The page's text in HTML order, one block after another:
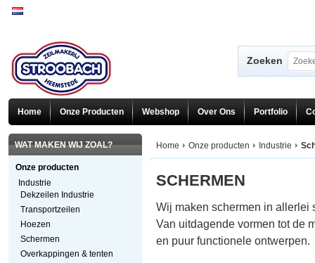
Zoeken
Home Onze Producten Webshop Over Ons Portfolio
WAT MAKEN WIJ ZOAL?
Onze producten
Industrie
Dekzeilen Industrie
Transportzeilen
Hoezen
Schermen
Overkappingen & tenten
Home Onze producten Industrie
SCHERMEN
Wij maken schermen in allerlei
Van uitdagende vormen tot de
en puur functionele ontwerpen.